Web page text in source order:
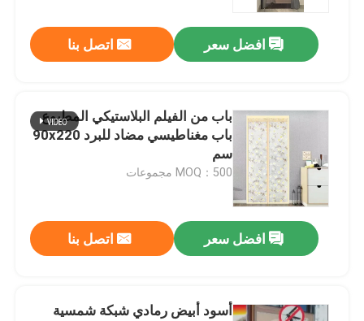
افضل سعر اتصل بنا
باب من الفيلم البلاستيكي المطبوع
باب مغناطيسي مضاد للبرد 90x220
سم
MOQ：500 مجموعات
افضل سعر اتصل بنا
أسود أبيض رمادي شبكة شمسية